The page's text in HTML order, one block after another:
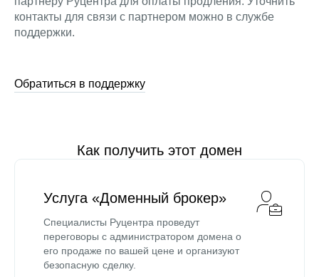
контакты для связи с партнером можно в службе
поддержки.
Обратиться в поддержку
Как получить этот домен
Услуга «Доменный брокер»
Специалисты Руцентра проведут
переговоры с администратором домена о
его продаже по вашей цене и организуют
безопасную сделку.